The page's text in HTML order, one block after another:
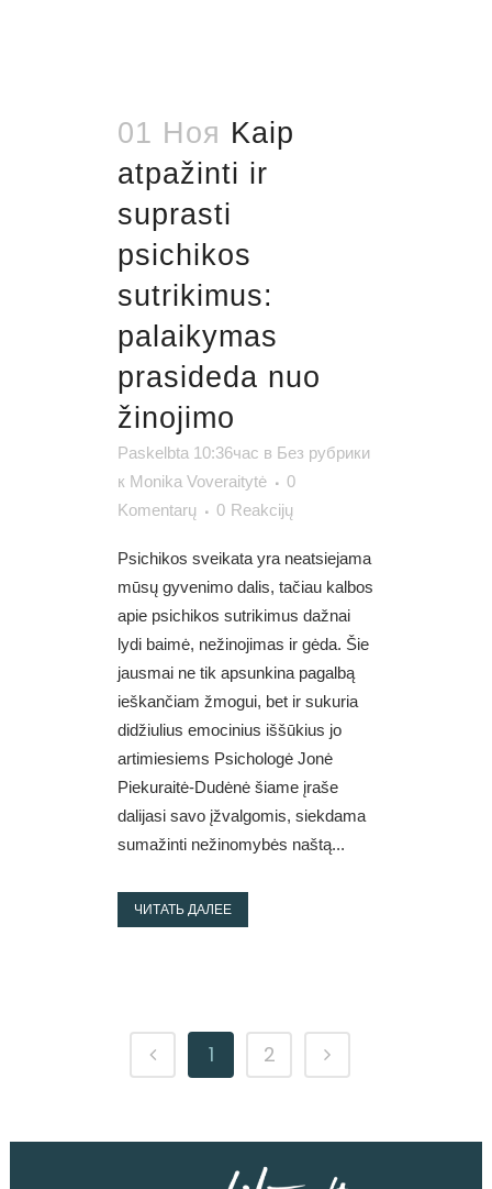
01 Ноя Kaip
atpažinti ir
suprasti
psichikos
sutrikimus:
palaikymas
prasideda nuo
žinojimo
Paskelbta 10:36час в Без рубрики
к Monika Voveraitytė
0
Komentarų
0 Reakcijų
Psichikos sveikata yra neatsiejama
mūsų gyvenimo dalis, tačiau kalbos
apie psichikos sutrikimus dažnai
lydi baimė, nežinojimas ir gėda. Šie
jausmai ne tik apsunkina pagalbą
ieškančiam žmogui, bet ir sukuria
didžiulius emocinius iššūkius jo
artimiesiems Psichologė Jonė
Piekuraitė-Dudėnė šiame įraše
dalijasi savo įžvalgomis, siekdama
sumažinti nežinomybės naštą...
ЧИТАТЬ ДАЛЕЕ
1 2